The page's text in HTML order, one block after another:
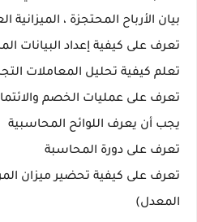
بيان الأرباح المحتجزة ، الميزانية
تعرف على كيفية إعداد البيانات
تعلم كيفية تحليل المعاملات
تعرف على عمليات الخصم
يجب أن يعرف اللوائح المحاسبية
تعرف على دورة المحاسبة
تعرف على كيفية تحضير ميزان
المعدل)